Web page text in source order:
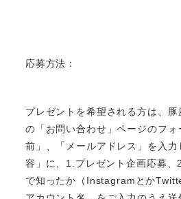
応募方法：
プレゼントを希望される方は、
の「お問い合わせ」ページのフォ
前」、「メールアドレス」を入
容」に、1.プレゼント企画応募
で知ったか（Instagramとか